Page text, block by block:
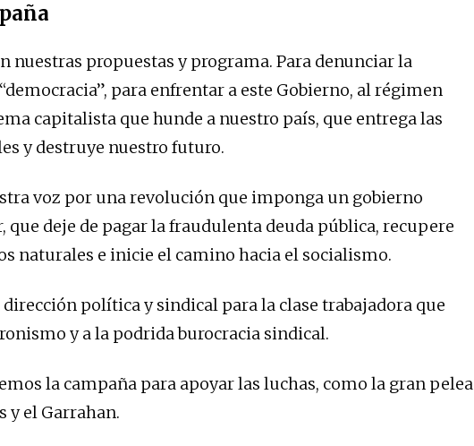
nuestras propuestas y programa. Para denunciar la
para enfrentar a este Gobierno, al régimen
capitalista que hunde a nuestro país, que entrega las
y destruye nuestro futuro.
voz por una revolución que imponga un gobierno
que deje de pagar la fraudulenta deuda pública, recupere
naturales e inicie el camino hacia el socialismo.
política y sindical para la clase trabajadora que
y a la podrida burocracia sindical.
la campaña para apoyar las luchas, como la gran pelea
y el Garrahan.